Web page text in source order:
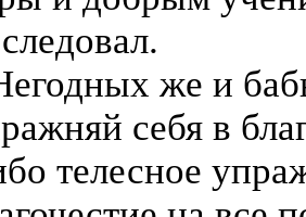
же и
себя в
телесное